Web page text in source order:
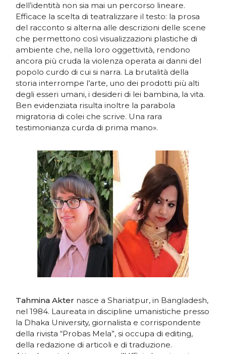
dell’identità non sia mai un percorso lineare.
Efficace la scelta di teatralizzare il testo: la prosa
del racconto si alterna alle descrizioni delle scene
che permettono così visualizzazioni plastiche di
ambiente che, nella loro oggettività, rendono
ancora più cruda la violenza operata ai danni del
popolo curdo di cui si narra. La brutalità della
storia interrompe l’arte, uno dei prodotti più alti
degli esseri umani, i desideri di lei bambina, la vita.
Ben evidenziata risulta inoltre la parabola
migratoria di colei che scrive. Una rara
testimonianza curda di prima mano».
Tahmina Akter nasce a Shariatpur, in Bangladesh,
nel 1984. Laureata in discipline umanistiche presso
la Dhaka University, giornalista e corrispondente
della rivista “Probas Mela”, si occupa di editing,
della redazione di articoli e di traduzione.